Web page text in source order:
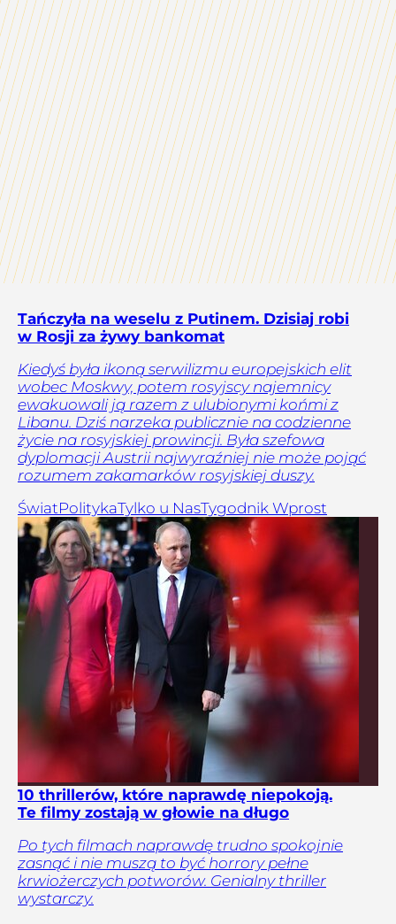
Tańczyła na weselu z Putinem. Dzisiaj robi
w Rosji za żywy bankomat
Kiedyś była ikoną serwilizmu europejskich elit
wobec Moskwy, potem rosyjscy najemnicy
ewakuowali ją razem z ulubionymi końmi z
Libanu. Dziś narzeka publicznie na codzienne
życie na rosyjskiej prowincji. Była szefowa
dyplomacji Austrii najwyraźniej nie może pojąć
rozumem zakamarków rosyjskiej duszy.
ŚwiatPolitykaTylko u NasTygodnik Wprost
10 thrillerów, które naprawdę niepokoją.
Te filmy zostają w głowie na długo
Po tych filmach naprawdę trudno spokojnie
zasnąć i nie muszą to być horrory pełne
krwiożerczych potworów. Genialny thriller
wystarczy.